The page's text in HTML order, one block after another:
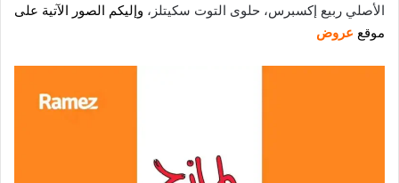
الأصلي ربيع إكسبرس، حلوى التوت سكيتلز، وإليكم الصور الآتية على
موقع عروض